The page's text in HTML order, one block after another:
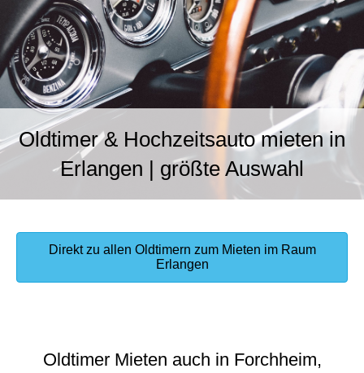
Oldtimer & Hochzeitsauto mieten in
Erlangen | größte Auswahl
Direkt zu allen Oldtimern zum Mieten im Raum
Erlangen
Oldtimer Mieten auch in Forchheim,